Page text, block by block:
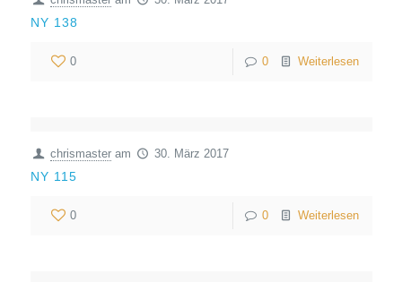
NY 138
0 0 Weiterlesen
chrismaster am 30. März 2017
NY 115
0 0 Weiterlesen